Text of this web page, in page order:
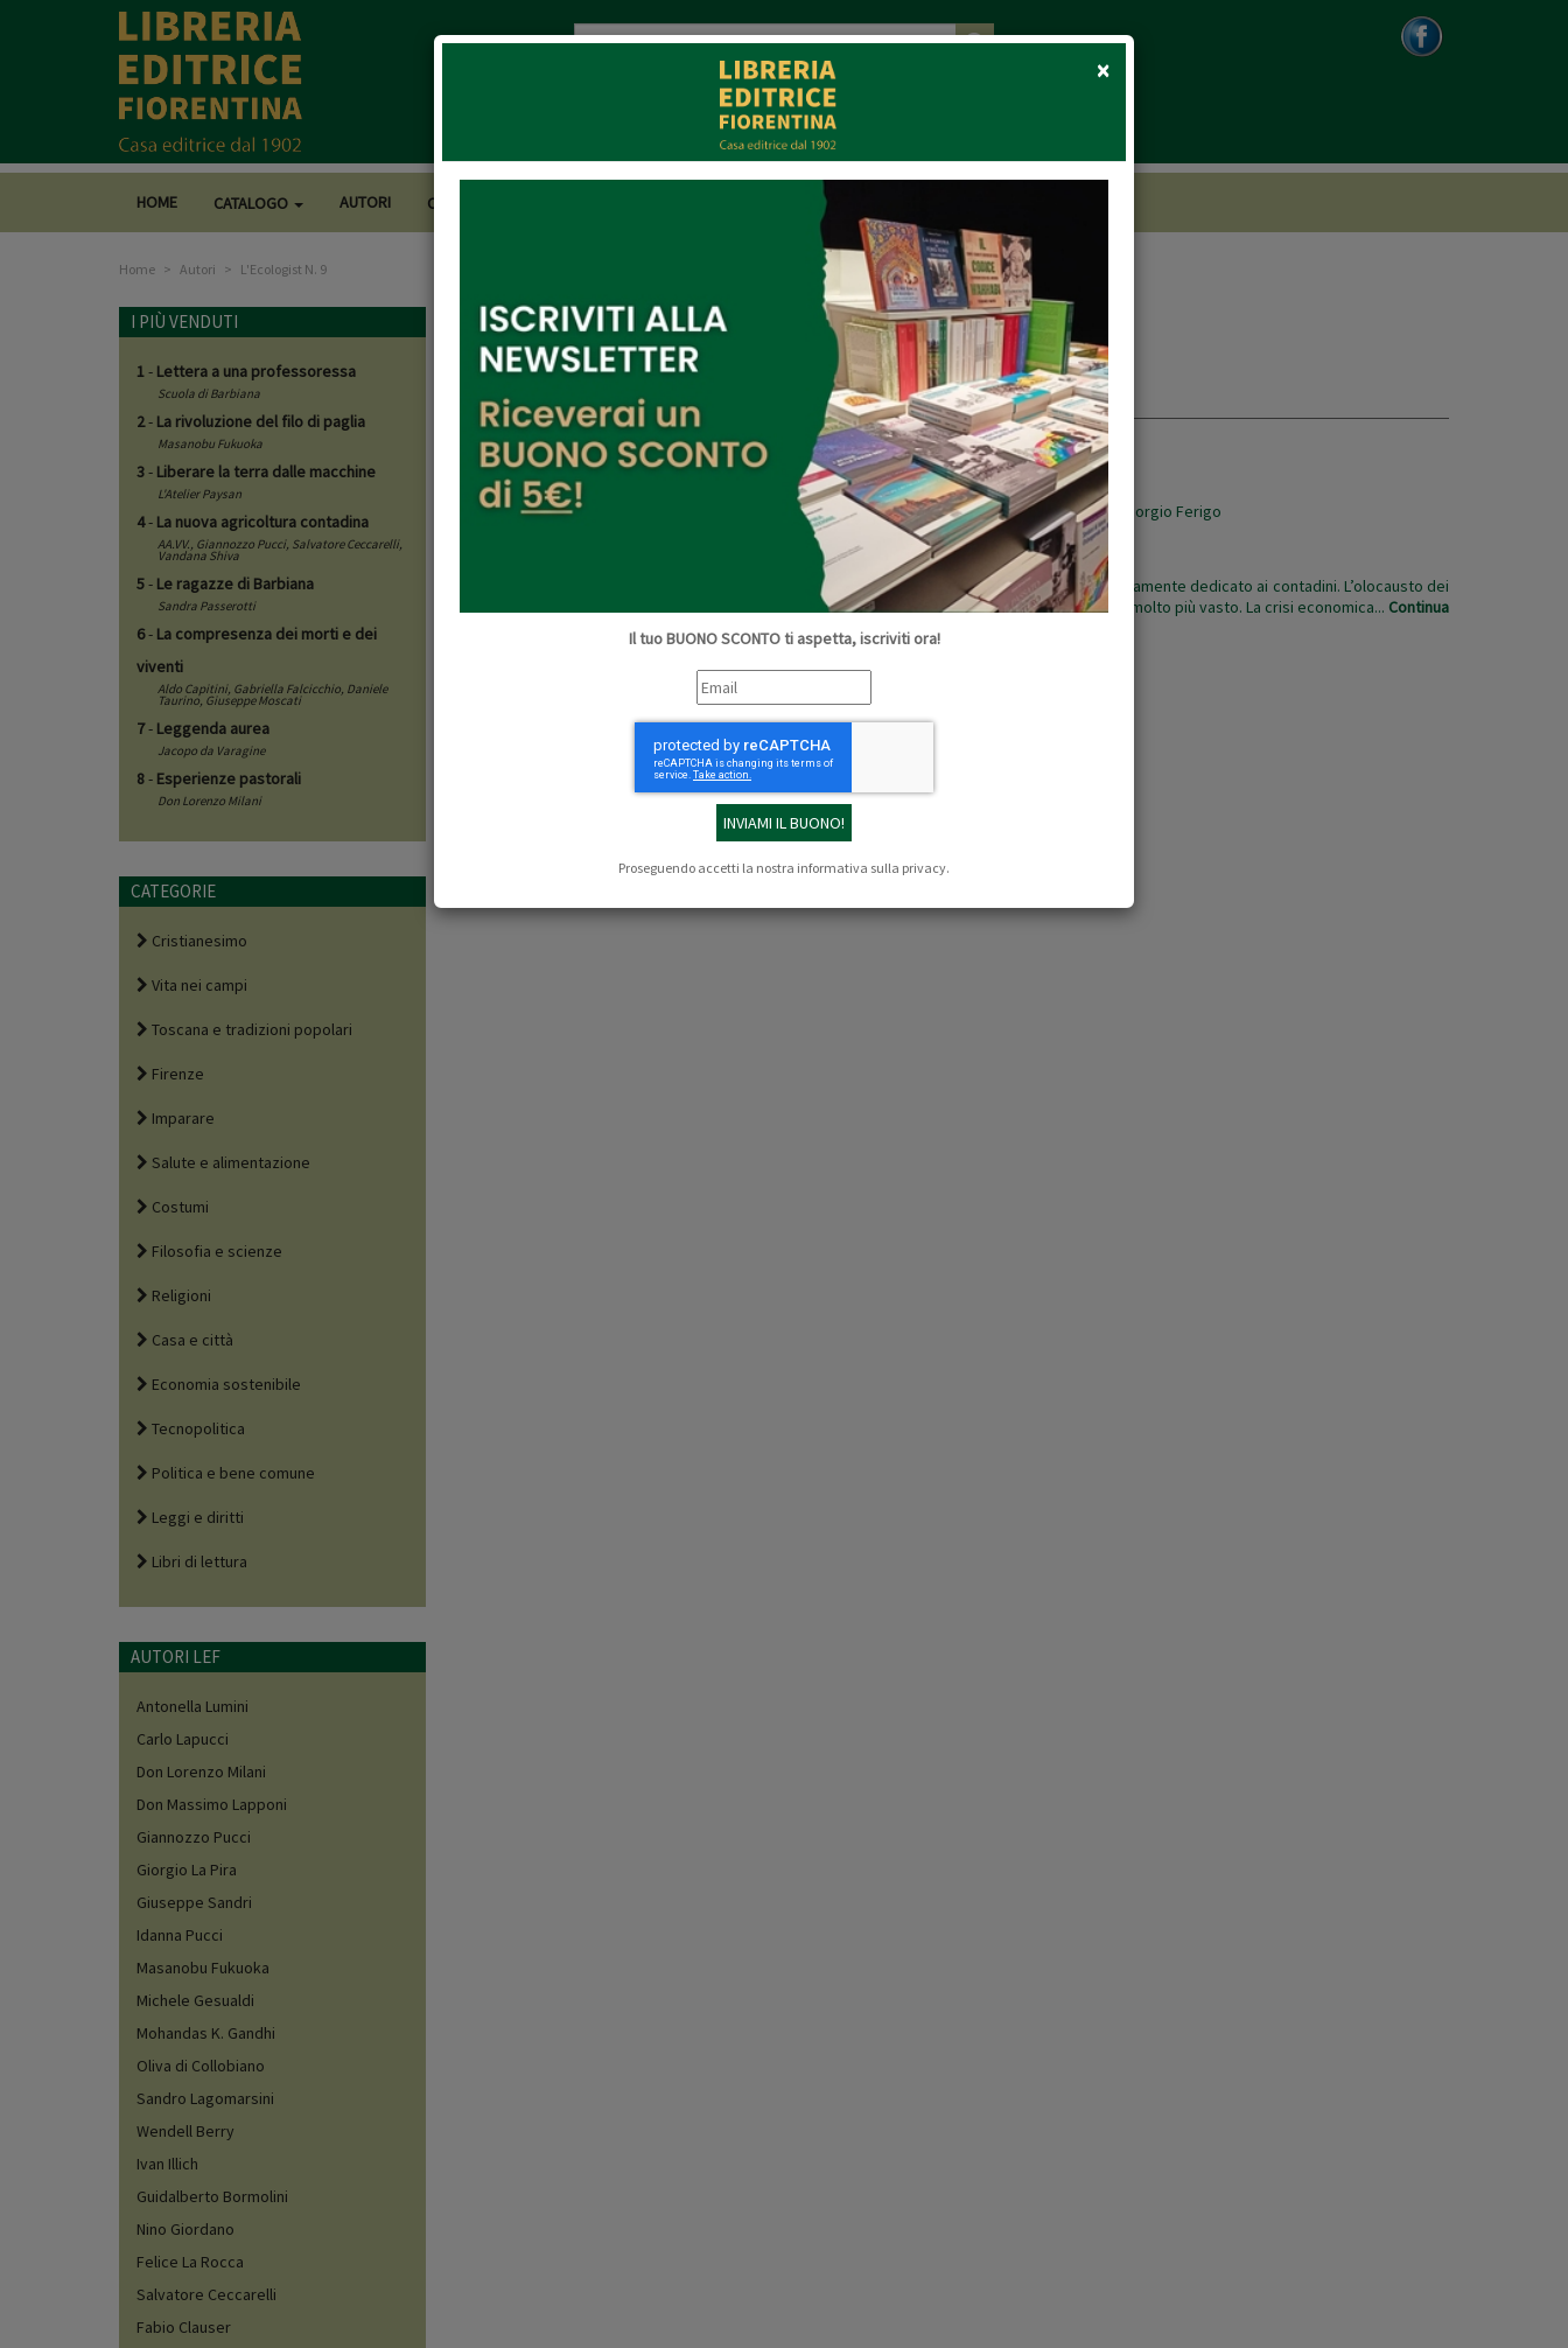
×Close
Il tuo BUONO SCONTO ti aspetta, iscriviti ora!
Proseguendo accetti la nostra informativa sulla privacy.
HOME CATALOGO AUTORI CASA EDITRICE COLLABORAZIONI
Home Autori L'Ecologist N. 9
L'Ecologist N. 9
Libri dell'autore: L'Ecologist N. 9
Agricoltura è disegnare il cielo III
L'Ecologist N. 9 Sandro Lagomarsini,Massimo Angelini
Giorgio Ferigo
Ecologist
Questo volume, il terzo della trilogia sull'agricoltura, è interamente dedicato ai contadini. L’olocausto dei
7 milioni di contadini ucraini è la parte emersa di un iceberg molto più vasto. La crisi economica... Continua
COMPRA
I PIÙ VENDUTI
1- Lettera a una professoressa
Scuola di Barbiana
2- La rivoluzione del filo di paglia
Masanobu Fukuoka
3- Liberare la terra dalle macchine
L'Atelier Paysan
4- La nuova agricoltura contadina
AA.VV., Giannozzo Pucci, Salvatore Ceccarelli,
Vandana Shiva
5- Le ragazze di Barbiana
Sandra Passerotti
6- La compresenza dei morti e dei
viventi
Aldo Capitini, Gabriella Falcicchio, Daniele
Taurino, Giuseppe Moscati
7- Leggenda aurea
Jacopo da Varagine
8- Esperienze pastorali
Don Lorenzo Milani
CATEGORIE
Cristianesimo
Vita nei campi
Toscana e tradizioni popolari
Firenze
Imparare
Salute e alimentazione
Costumi
Filosofia e scienze
Religioni
Casa e città
Economia sostenibile
Tecnopolitica
Politica e bene comune
Leggi e diritti
Libri di lettura
AUTORI LEF
Antonella Lumini
Carlo Lapucci
Don Lorenzo Milani
Don Massimo Lapponi
Giannozzo Pucci
Giorgio La Pira
Giuseppe Sandri
Idanna Pucci
Masanobu Fukuoka
Michele Gesualdi
Mohandas K. Gandhi
Oliva di Collobiano
Sandro Lagomarsini
Wendell Berry
Ivan Illich
Guidalberto Bormolini
Nino Giordano
Felice La Rocca
Salvatore Ceccarelli
Fabio Clauser